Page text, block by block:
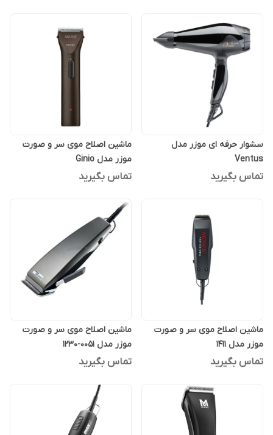
سشوار حرفه ای موزر مدل
Ventus
تماس بگیرید
ماشین اصلاح موی سر و صورت
موزر مدل Ginio
تماس بگیرید
ماشین اصلاح موی سر و صورت
موزر مدل 1411
تماس بگیرید
ماشین اصلاح موی سر و صورت
موزر مدل 0051-1230
تماس بگیرید